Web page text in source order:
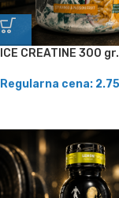
ICE CREATINE 300
Regularna cena: